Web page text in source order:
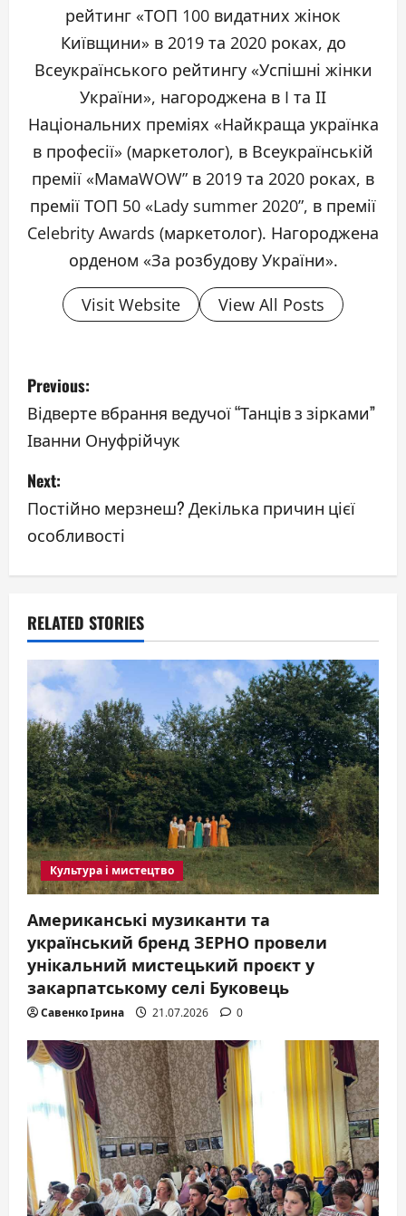
рейтинг «ТОП 100 видатних жінок
Київщини» в 2019 та 2020 роках, до
Всеукраїнського рейтингу «Успішні жінки
України», нагороджена в I та ІІ
Національних преміях «Найкраща українка
в професії» (маркетолог), в Всеукраїнській
премії «МамаWOW” в 2019 та 2020 роках, в
премії ТОП 50 «Lady summer 2020”, в премії
Celebrity Awards (маркетолог). Нагороджена
орденом «За розбудову України».
Visit Website View All Posts
P
o
s
t
n
a
i
g
a
t
i
o
n
Previous:
Відверте вбрання ведучої “Танців з зірками”
Іванни Онуфрійчук
Next:
Постійно мерзнеш? Декілька причин цієї
особливості
RELATED STORIES
Культура і мистецтво
Американські музиканти та
український бренд ЗЕРНО провели
унікальний мистецький проєкт у
закарпатському селі Буковець
Савенко Ірина 21.07.2026 0